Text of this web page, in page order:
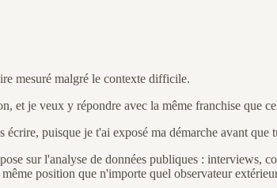
mesuré malgré le contexte difficile.
et je veux y répondre avec la même franchise que
écrire, puisque je t'ai exposé ma démarche avant
sur l'analyse de données publiques : interviews,
position que n'importe quel observateur